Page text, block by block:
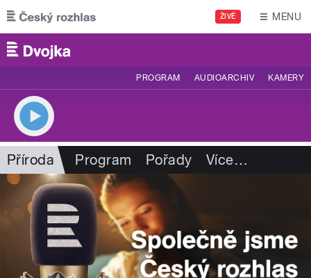
Přejít k hlavnímu obsahu
ŽIVĚ MENU
PROGRAM AUDIOARCHIV KAMERY
Příroda Program Pořady Více…